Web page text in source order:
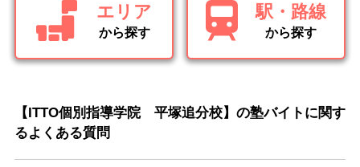
エリア
から探す
駅・路線
から探す
【ITTO個別指導学院 平塚追分校】の塾バイトに関す
るよくある質問